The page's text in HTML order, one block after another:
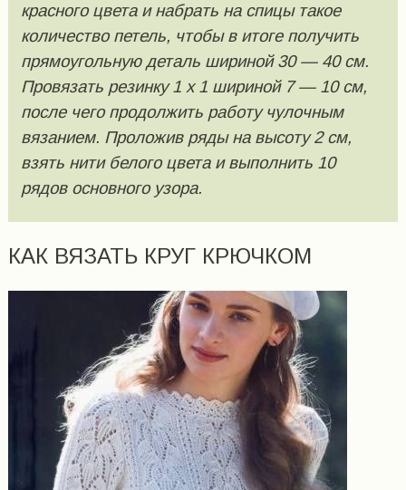
красного цвета и набрать на спицы такое
количество петель, чтобы в итоге получить
прямоугольную деталь шириной 30 — 40 см.
Провязать резинку 1 x 1 шириной 7 — 10 см,
после чего продолжить работу чулочным
вязанием. Проложив ряды на высоту 2 см,
взять нити белого цвета и выполнить 10
рядов основного узора.
КАК ВЯЗАТЬ КРУГ КРЮЧКОМ